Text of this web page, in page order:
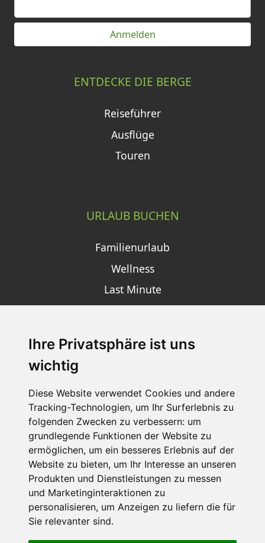
Ihre Privatsphäre ist uns
wichtig
Diese Website verwendet Cookies und andere
Tracking-Technologien, um Ihr Surferlebnis zu
folgenden Zwecken zu verbessern: um
grundlegende Funktionen der Website zu
ermöglichen, um ein besseres Erlebnis auf der
Website zu bieten, um Ihr Interesse an unseren
Produkten und Dienstleistungen zu messen
und Marketinginteraktionen zu
personalisieren, um Anzeigen zu liefern die für
Sie relevanter sind.
Anmelden
ENTDECKE DIE BERGE
Reiseführer
Ausflüge
Touren
URLAUB BUCHEN
Familienurlaub
Wellness
Last Minute
SCHNEEHÖHEN SKI APP
Die Schneehoehen Ski APP für iOS und Android - Ein
Muss für alle Wintersportler und Schneefreaks!
Impressum
Datenschutz
Nutzungsbedingungen